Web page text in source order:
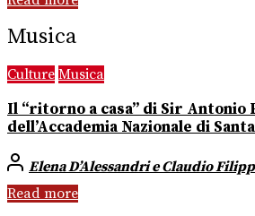
Musica
Culture Musica
Il “ritorno a casa” di Sir Antonio
dell’Accademia Nazionale di
Elena D’Alessandri e Claudio
Read more